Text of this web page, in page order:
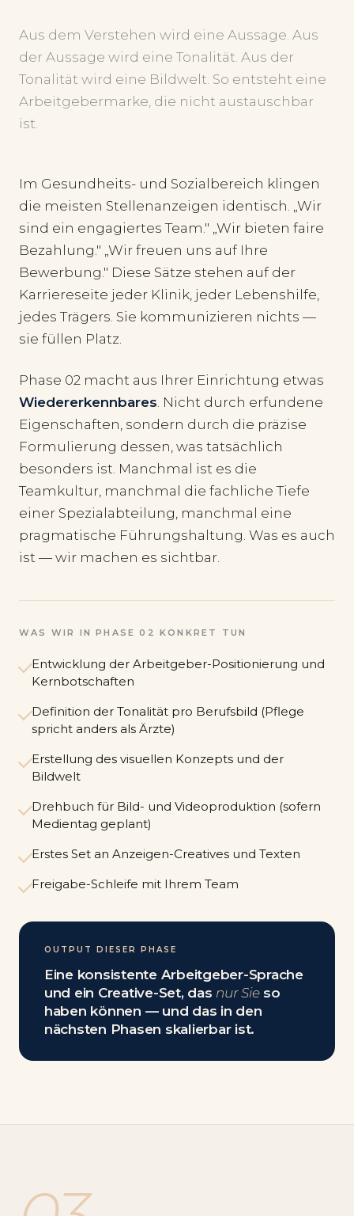
Aus dem Verstehen wird eine Aussage. Aus
der Aussage wird eine Tonalität. Aus der
Tonalität wird eine Bildwelt. So entsteht eine
Arbeitgebermarke, die nicht austauschbar
ist.
Im Gesundheits- und Sozialbereich klingen
die meisten Stellenanzeigen identisch. „Wir
sind ein engagiertes Team." „Wir bieten faire
Bezahlung." „Wir freuen uns auf Ihre
Bewerbung." Diese Sätze stehen auf der
Karriereseite jeder Klinik, jeder Lebenshilfe,
jedes Trägers. Sie kommunizieren nichts —
sie füllen Platz.
Phase 02 macht aus Ihrer Einrichtung etwas
Wiedererkennbares. Nicht durch erfundene
Eigenschaften, sondern durch die präzise
Formulierung dessen, was tatsächlich
besonders ist. Manchmal ist es die
Teamkultur, manchmal die fachliche Tiefe
einer Spezialabteilung, manchmal eine
pragmatische Führungshaltung. Was es auch
ist — wir machen es sichtbar.
WAS WIR IN PHASE 02 KONKRET TUN
Entwicklung der Arbeitgeber-Positionierung und
Kernbotschaften
Definition der Tonalität pro Berufsbild (Pflege
spricht anders als Ärzte)
Erstellung des visuellen Konzepts und der
Bildwelt
Drehbuch für Bild- und Videoproduktion (sofern
Medientag geplant)
Erstes Set an Anzeigen-Creatives und Texten
Freigabe-Schleife mit Ihrem Team
OUTPUT DIESER PHASE
Eine konsistente Arbeitgeber-Sprache
und ein Creative-Set, das nur Sieso
haben können — und das in den
nächsten Phasen skalierbar ist.